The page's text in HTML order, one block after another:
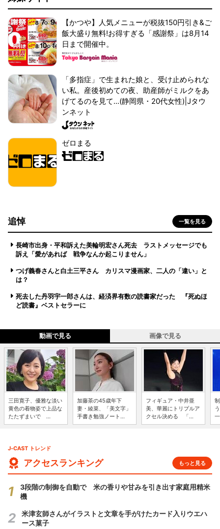
【かつや】人気メニューが税抜150円引き&ご
飯大盛り無料!お得すぎる「感謝祭」は8月14
日まで開催中。
「多指症」で生まれた娘と、受け止められな
い私。産後初めての夜、助産師がミルクをあ
げてるのを見て...(静岡県・20代女性)|Jタウ
ンネット
ゼロまる
追悼 一覧を見る
長崎市出身・平和訴えた美輪明宏さん死去 ラストメッセージでも
訴え「愛があれば 戦争なんか起こりません」
つげ義春さんと白土三平さん カリスマ漫画家、二人の「違い」と
は？
死去した丹羽宇一郎さんは、経済界有数の読書家だった 『死ぬほ
ど読書』ベストセラーに
動画で見る 画像で見る
三田寛子、優雅な淡い
黄色の着物姿で上品な
たたずまいで ...
加藤茶の45歳年下
妻・綾菜、「美文字」
手書き勉強ノート...
フィギュア・中井亜
美、華麗にトリプルア
クセル決める 「...
J-CAST トレンド
アクセスランキング もっと見る
3段階の制御を自動で 米の香りや甘みを引き出す家庭用精米
機
米津玄師さんがイラストと文章を手がけたカード入りウエハ
ース菓子